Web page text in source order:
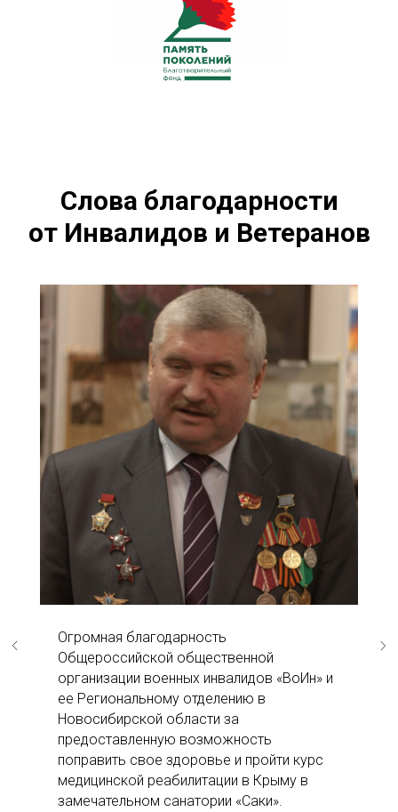
Слова благодарности
от Инвалидов и Ветеранов
Огромная благодарность
Общероссийской общественной
организации военных инвалидов «ВоИн» и
ее Региональному отделению в
Новосибирской области за
предоставленную возможность
поправить свое здоровье и пройти курс
медицинской реабилитации в Крыму в
замечательном санатории «Саки».